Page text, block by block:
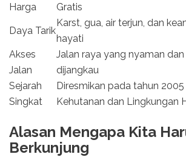
Harga
Gratis
Daya Tarik
Karst, gua, air terjun, dan
hayati
Akses
Jalan
Jalan raya yang nyaman
dijangkau
Sejarah
Singkat
Diresmikan pada tahun
Kehutanan dan Lingkungan
Alasan Mengapa Kita
Berkunjung